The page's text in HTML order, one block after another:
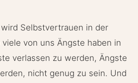
Selbstvertrauen in der
von uns Ängste haben in
verlassen zu werden, Ängste
nicht genug zu sein. Und